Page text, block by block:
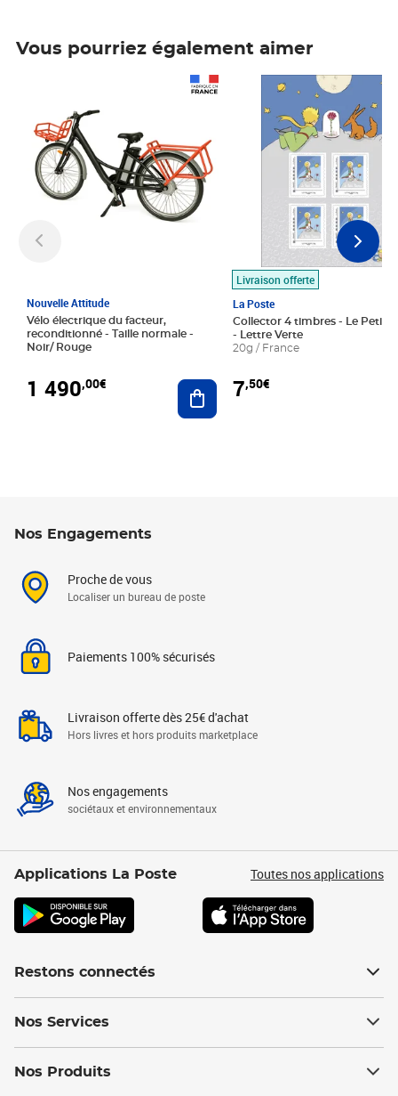
Vous pourriez également aimer
Nouvelle Attitude
Vélo électrique du facteur,
reconditionné - Taille normale -
Noir/ Rouge
1 490,00€ Ajouter au panier
Livraison offerte
La Poste
Collector 4 timbres - Le Petit
- Lettre Verte
20g / France
7,50€
Prix 7,50€
Nos Engagements
Proche de vous
Localiser un bureau de poste
Paiements 100% sécurisés
Livraison offerte dès 25€ d'achat
Hors livres et hors produits marketplace
Nos engagements
sociétaux et environnementaux
Applications La Poste Toutes nos applications
Restons connectés
Nos Services
Nos Produits